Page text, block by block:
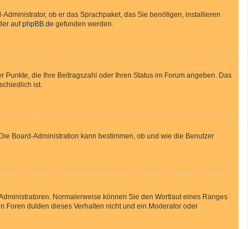
ob er das Sprachpaket, das Sie benötigen, installieren
aufphpBB.de gefunden werden.
die Ihre Beitragszahl oder Ihren Status im Forum angeben. Das
ist.
Board-Administration kann bestimmen, ob und wie die Benutzer
Normalerweise können Sie den Wortlaut eines Ranges
Foren dulden dieses Verhalten nicht und ein Moderator oder